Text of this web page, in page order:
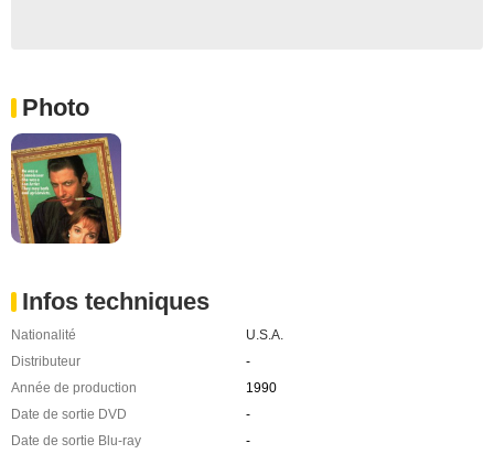
Photo
Infos techniques
Nationalité
U.S.A.
Distributeur
-
Année de production
1990
Date de sortie DVD
-
Date de sortie Blu-ray
-